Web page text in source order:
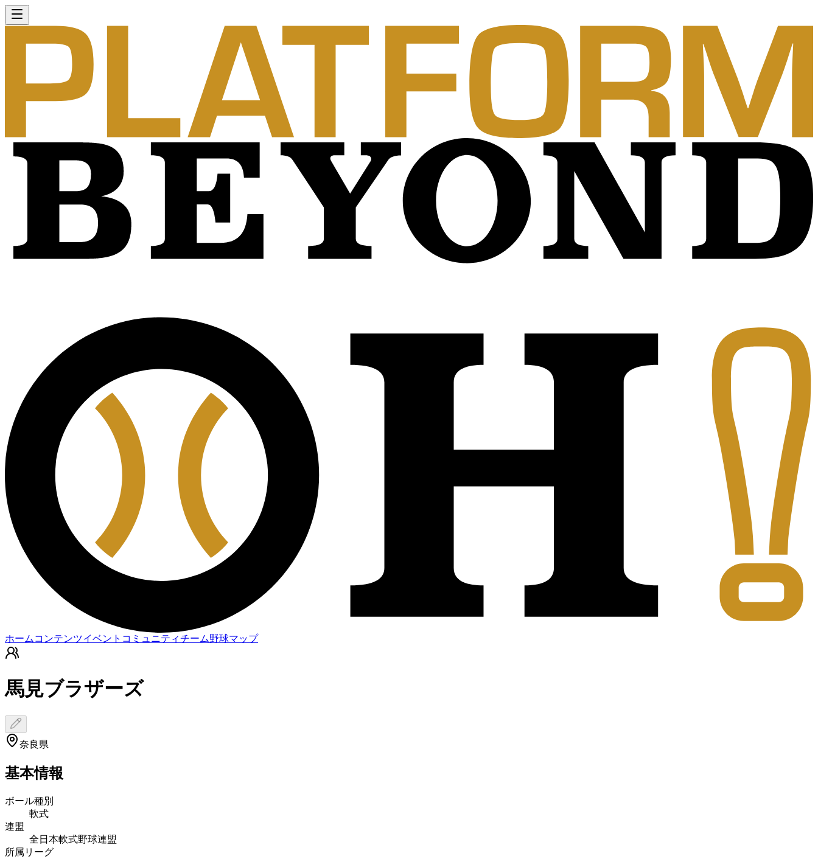
ホーム コンテンツイベント コミュニティチーム野球マップ
馬見ブラザーズ
奈良県
基本情報
ボール種別
軟式
連盟
全日本軟式野球連盟
所属リーグ